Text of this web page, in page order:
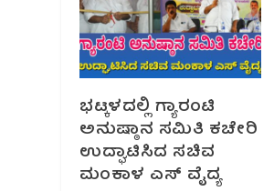
ಭಟ್ಕಳದಲ್ಲಿ ಗ್ಯಾರಂಟಿ
ಅನುಷ್ಠಾನ ಸಮಿತಿ ಕಚೇರಿ
ಉದ್ಘಾಟಿಸಿದ ಸಚಿವ
ಮಂಕಾಳ ಎಸ್ ವೈದ್ಯ